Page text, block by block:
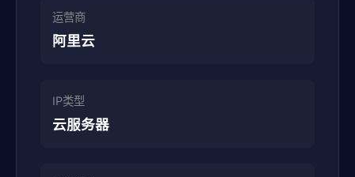
运营商
阿里云
IP类型
云服务器